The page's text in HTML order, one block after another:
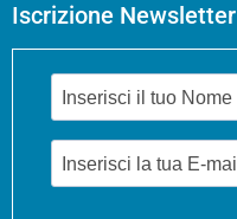
Iscrizione Newsletter